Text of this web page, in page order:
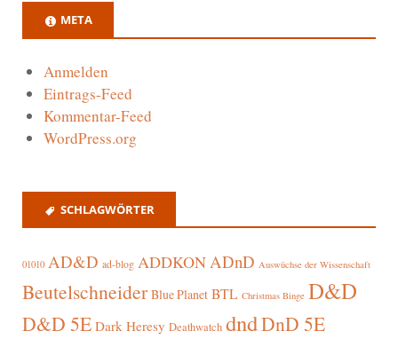
META
Anmelden
Eintrags-Feed
Kommentar-Feed
WordPress.org
SCHLAGWÖRTER
01010 AD&D ad-blog ADDKONADnD Auswüchse der Wissenschaft
Beutelschneider Blue Planet BTL Christmas Binge D&D
D&D 5E Dark Heresy Deathwatch dndDnD 5E